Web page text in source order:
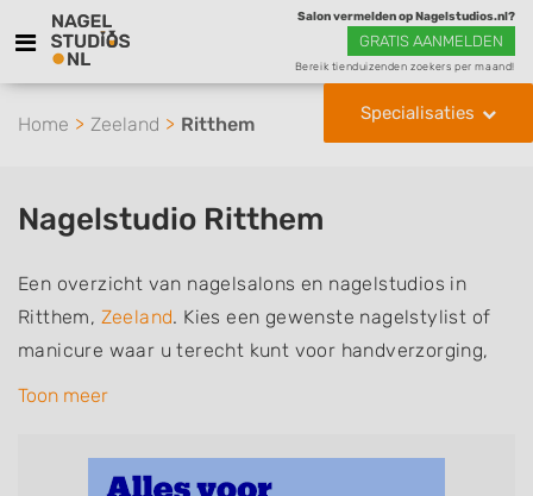
Salon vermelden op Nagelstudios.nl?
GRATIS AANMELDEN
Bereik tienduizenden zoekers per maand!
Specialisaties
Home Zeeland Ritthem
Nagelstudio Ritthem
Een overzicht van nagelsalons en nagelstudios in
Ritthem, Zeeland. Kies een gewenste nagelstylist of
manicure waar u terecht kunt voor handverzorging,
nagelverzorging en soms ook voetverzorging. De
French Manicure, Acrylnagels, Gelnagels, Nailart,
Toon meer